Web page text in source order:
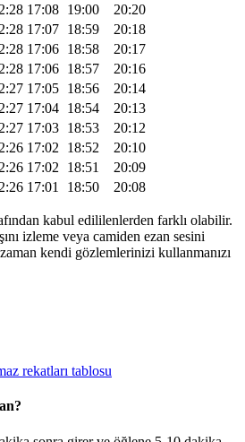
17:08 19:00
20:20
17:07 18:59
20:18
17:06 18:58
20:17
17:06 18:57
20:16
17:05 18:56
20:14
17:04 18:54
20:13
17:03 18:53
20:12
17:02 18:52
20:10
17:02 18:51
20:09
17:01 18:50 20:08
kabul edililenlerden farklı olabilir.
izleme veya camiden ezan sesini
kendi gözlemlerinizi kullanmanızı
rekatları tablosu